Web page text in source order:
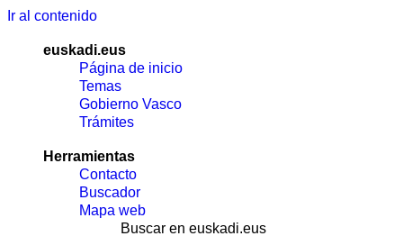
Ir al contenido
euskadi.eus
Página de inicio
Temas
Gobierno Vasco
Trámites
Herramientas
Contacto
Buscador
Mapa web
Buscar en euskadi.eus